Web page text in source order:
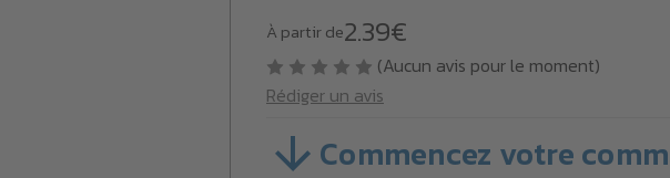
À partir de2.39€
(Aucun avis pour le moment)
Rédiger un avis
SKU :
VB4P159Commencez votre